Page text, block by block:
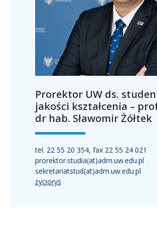
Prorektor UW ds.
jakości kształcenia –
dr hab. Sławomir Żółtek
tel. 22 55 20 354, fax 22 55 24 021
prorektor.studia(at)adm.uw.edu.pl
sekretariatstud(at)adm.uw.edu.pl
życiorys